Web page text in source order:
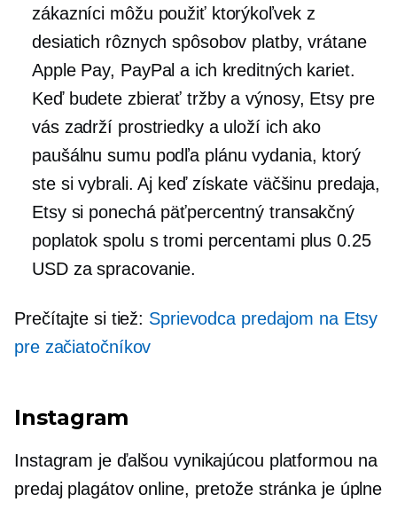
zákazníci môžu použiť ktorýkoľvek z
desiatich rôznych spôsobov platby, vrátane
Apple Pay, PayPal a ich kreditných kariet.
Keď budete zbierať tržby a výnosy, Etsy pre
vás zadrží prostriedky a uloží ich ako
paušálnu sumu podľa plánu vydania, ktorý
ste si vybrali. Aj keď získate väčšinu predaja,
Etsy si ponechá päťpercentný transakčný
poplatok spolu s tromi percentami plus 0.25
USD za spracovanie.
Prečítajte si tiež: Sprievodca predajom na Etsy
pre začiatočníkov
Instagram
Instagram je ďalšou vynikajúcou platformou na
predaj plagátov online, pretože stránka je úplne